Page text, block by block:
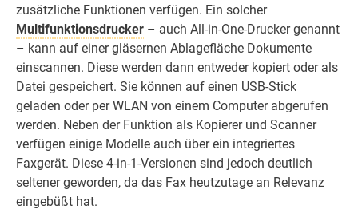
zusätzliche Funktionen verfügen. Ein solcher
Multifunktionsdrucker – auch All-in-One-Drucker genannt
– kann auf einer gläsernen Ablagefläche Dokumente
einscannen. Diese werden dann entweder kopiert oder als
Datei gespeichert. Sie können auf einen USB-Stick
geladen oder per WLAN von einem Computer abgerufen
werden. Neben der Funktion als Kopierer und Scanner
verfügen einige Modelle auch über ein integriertes
Faxgerät. Diese 4-in-1-Versionen sind jedoch deutlich
seltener geworden, da das Fax heutzutage an Relevanz
eingebüßt hat.